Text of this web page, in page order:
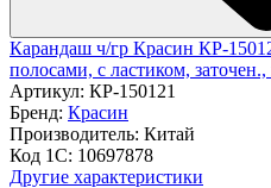
Карандаш ч/гр Красин КР-
полосами, с ластиком,
Артикул: КР-150121
Бренд: Красин
Производитель: Китай
Код 1С: 10697878
Другие характеристики